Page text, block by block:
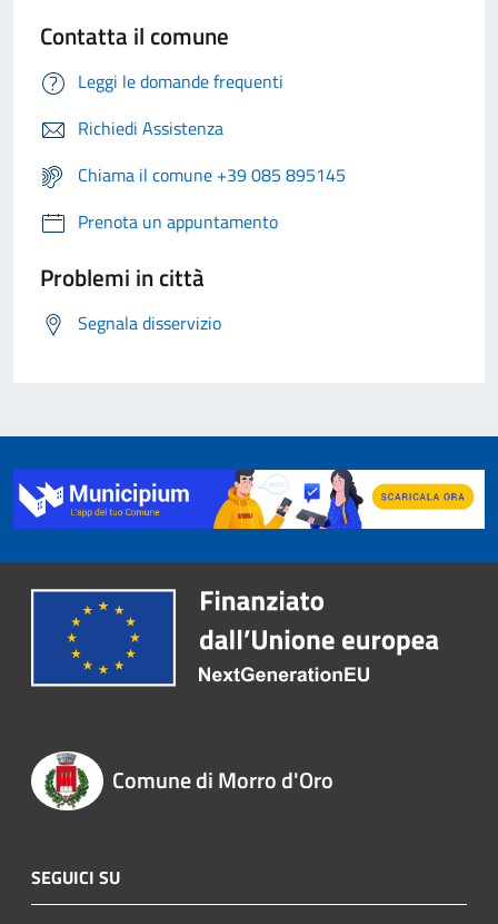
Contatta il comune
Leggi le domande frequenti
Richiedi Assistenza
Chiama il comune +39 085 895145
Prenota un appuntamento
Problemi in città
Segnala disservizio
Comune di Morro d'Oro
SEGUICI SU